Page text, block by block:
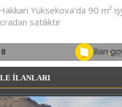
İLANLARI